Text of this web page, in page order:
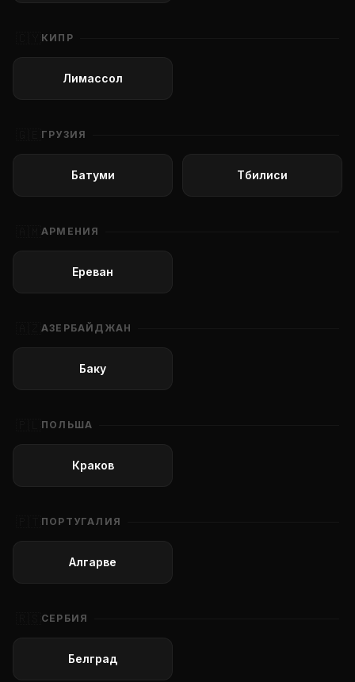
КИПР
Лимассол
ГРУЗИЯ
Батуми Тбилиси
АРМЕНИЯ
Ереван
АЗЕРБАЙДЖАН
Баку
ПОЛЬША
Краков
ПОРТУГАЛИЯ
Алгарве
СЕРБИЯ
Белград